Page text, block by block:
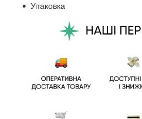
Упаковка